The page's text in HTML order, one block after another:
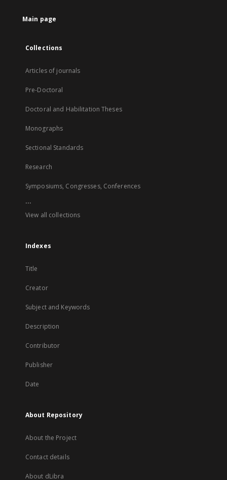
Main page
Collections
Articles of journals
Pre-Doctoral
Doctoral and Habilitation Theses
Monographs
Sectional Standards
Research
Symposiums, Congresses, Conferences
...
View all collections
Indexes
Title
Creator
Subject and Keywords
Description
Contributor
Publisher
Date
About Repository
About the Project
Contact details
About dLibra